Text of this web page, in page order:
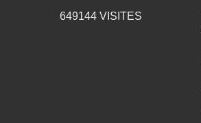
649144 VISITES